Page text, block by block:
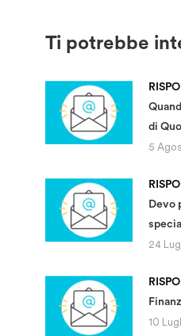
Ti potrebbe
di
5
Devo
24
10